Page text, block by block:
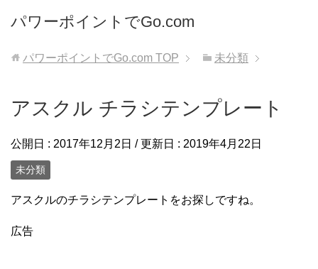
パワーポイントでGo.com
パワーポイントでGo.com TOP 未分類
アスクル チラシテンプレート
公開日 : 2017年12月2日 / 更新日 : 2019年4月22日
未分類
アスクルのチラシテンプレートをお探しですね。
広告